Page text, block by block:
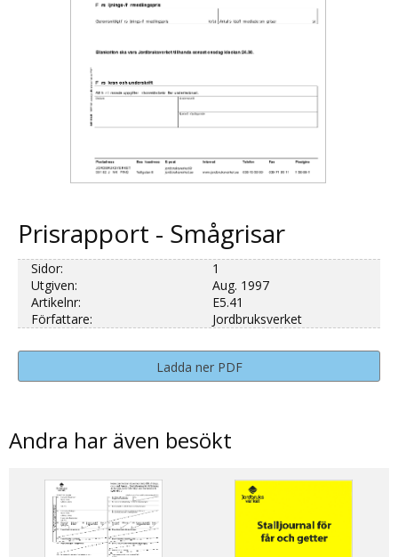
Prisrapport - Smågrisar
Ladda ner PDF
Sidor:
1
Utgiven:
Aug. 1997
Artikelnr:
E5.41
Författare:
Jordbruksverket
Andra har även besökt